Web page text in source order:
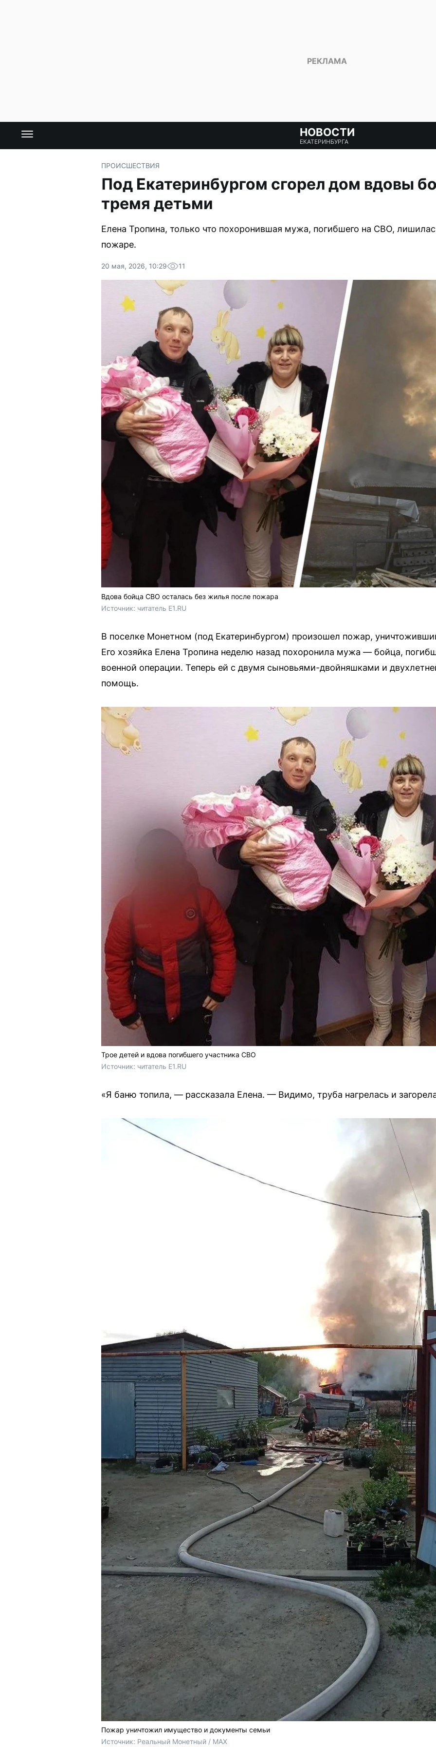
НОВОСТИ
ЕКАТЕРИНБУРГА
ПРОИСШЕСТВИЯ
Под Екатеринбургом сгорел дом вдовы
тремя детьми
Елена Тропина, только что похоронившая мужа, погибшего на СВО,
пожаре.
20 мая, 2026, 10:29 11
Вдова бойца СВО осталась без жилья после пожара
Источник: читатель E1.RU
В поселке Монетном (под Екатеринбургом) произошел пожар,
Его хозяйка Елена Тропина неделю назад похоронила мужа — бойца,
военной операции. Теперь ей с двумя сыновьями-двойняшками и
помощь.
Трое детей и вдова погибшего участника СВО
Источник: читатель E1.RU
«Я баню топила, — рассказала Елена. — Видимо, труба нагрелась и
Пожар уничтожил имущество и документы семьи
Источник: Реальный Монетный / MAX